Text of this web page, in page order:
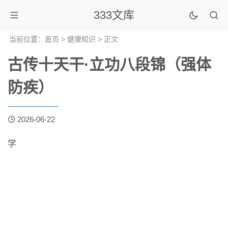
333文库
当前位置： 首页 > 健康知识 > 正文
古传十天干·立功八段锦（强体
防疾）
2026-06-22
学